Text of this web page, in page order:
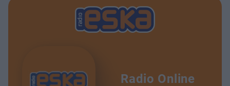
Radio Online